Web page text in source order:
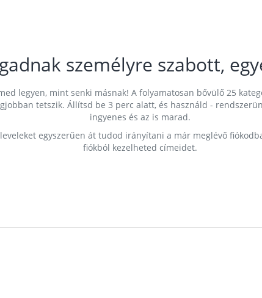
személyre szabott,
legyen, mint senki másnak! A folyamatosan bővülő 25
tetszik. Állítsd be 3 perc alatt, és használd -
ingyenes és az is marad.
egyszerűen át tudod irányítani a már meglévő
fiókból kezelheted címeidet.